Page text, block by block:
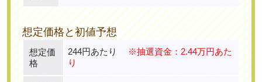
想定価格と初値予想
想定価
格
244円あたり
※抽選資金：2.44万円あた
り